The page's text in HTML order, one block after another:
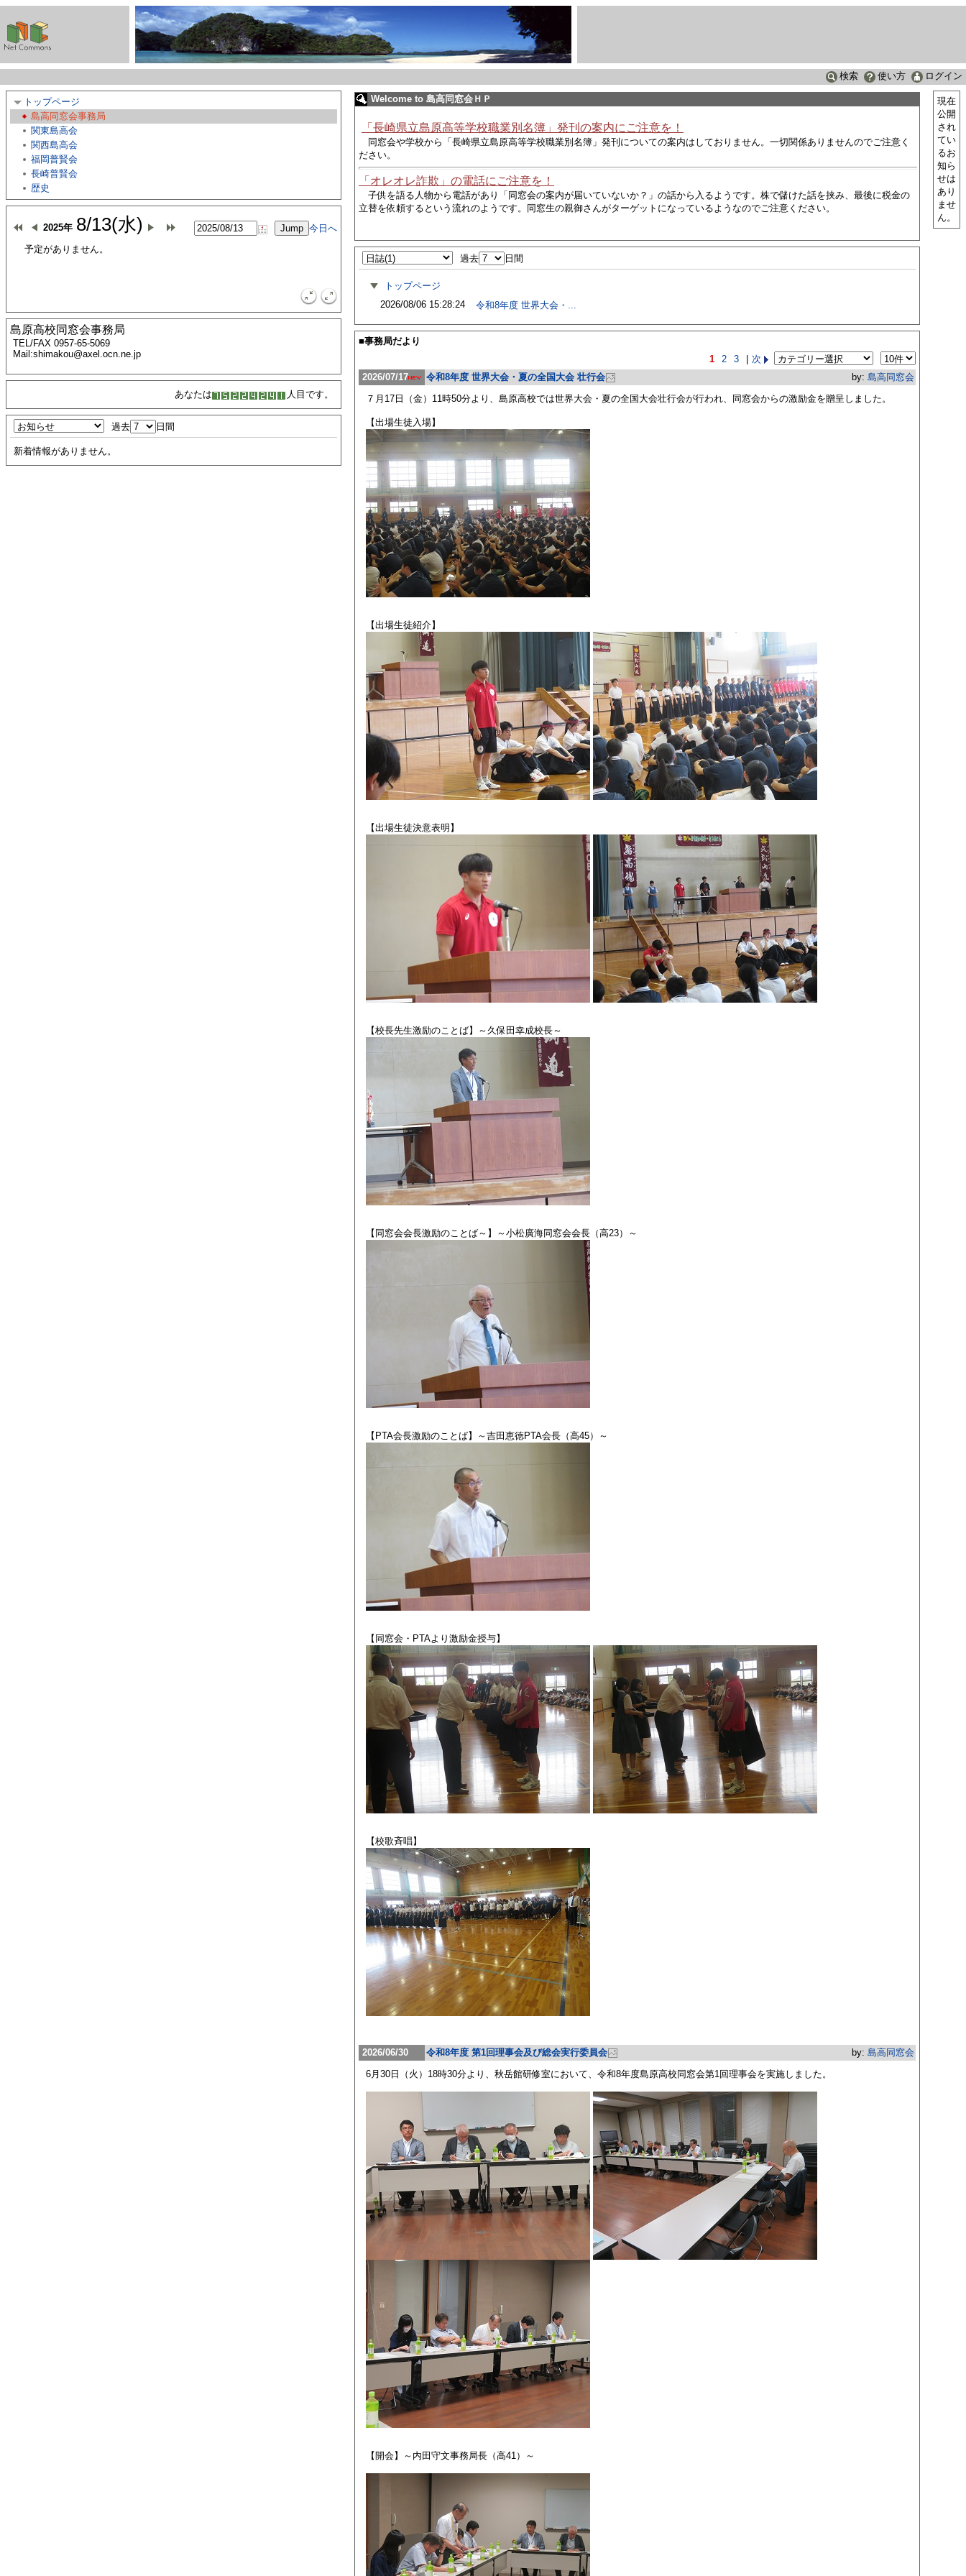
検索 使い方 ログイン
トップページ
島高同窓会事務局
関東島高会
関西島高会
福岡普賢会
長崎普賢会
歴史
2025年 8/13(水)
今日へ
予定がありません。
島原高校同窓会事務局
TEL/FAX 0957-65-5069
Mail:shimakou@axel.ocn.ne.jp
あなたは 人目です。
過去 日間
新着情報がありません。
Welcome to 島高同窓会ＨＰ
「長崎県立島原高等学校職業別名簿」発刊の案内にご注意を！
同窓会や学校から 「長崎県立島原高等学校職業別名簿」発刊についての案内はしておりません。一切関係ありませんのでご注意く
ださい。
「オレオレ詐欺」の電話にご注意を！
子供を語る人物から電話があり
「同窓会の案内が届いていないか？」の話から入るようです。株で儲けた話を挟み、最後に税金の
立替を依頼するという流れのようです。同窓生の親御さんがターゲットになっているようなのでご注意ください。
過去 日間
トップページ
2026/08/06 15:28:24
令和8年度 世界大会・...
■事務局だより
1
2 3
次
2026/07/17
令和8年度 世界大会・夏の全国大会 壮行会 by: 島高同窓会
７月17日（金）11時50分より、島原高校では世界大会・夏の全国大会壮行会が行われ、同窓会からの激励金を贈呈しました。
【出場生徒入場】
【出場生徒紹介】
【出場生徒決意表明】
【校長先生激励のことば】～久保田幸成校長～
【同窓会会長激励のことば～】～小松廣海同窓会会長（高23）～
【PTA会長激励のことば】～吉田恵徳PTA会長（高45）～
【同窓会・PTAより激励金授与】
【校歌斉唱】
2026/06/30 令和8年度 第1回理事会及び総会実行委員会 by: 島高同窓会
6月30日（火）18時30分より、秋岳館研修室において、令和8年度島原高校同窓会第1回理事会を実施しました。
【開会】～内田守文事務局長（高41）～
現在
公開
され
てい
るお
知ら
せは
あり
ませ
ん。